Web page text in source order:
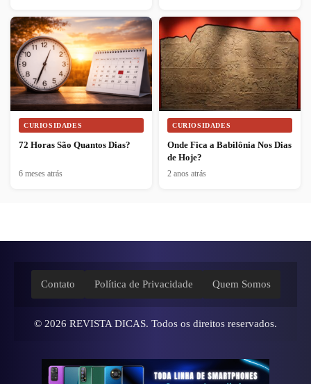
CURIOSIDADES
72 Horas São Quantos Dias?
6 meses atrás
CURIOSIDADES
Onde Fica a Babilônia Nos Dias
de Hoje?
2 anos atrás
Contato Política de Privacidade Quem Somos
© 2026 REVISTA DICAS. Todos os direitos reservados.